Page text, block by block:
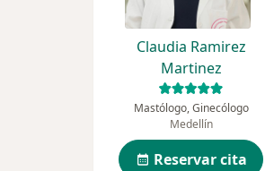
Claudia Ramirez
Martinez
Mastólogo, Ginecólogo
Medellín
Reservar cita